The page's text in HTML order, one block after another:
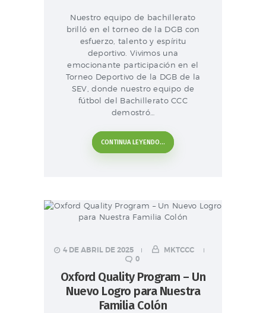
Nuestro equipo de bachillerato
brilló en el torneo de la DGB con
esfuerzo, talento y espíritu
deportivo. Vivimos una
emocionante participación en el
Torneo Deportivo de la DGB de la
SEV, donde nuestro equipo de
fútbol del Bachillerato CCC
demostró…
CONTINUA LEYENDO...
4 DE ABRIL DE 2025
MKTCCC
0
Oxford Quality Program – Un
Nuevo Logro para Nuestra
Familia Colón